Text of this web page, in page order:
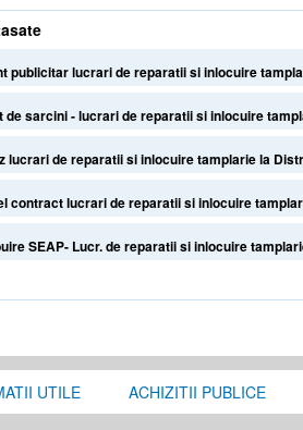
publicitar lucrari de reparatii si inlocuire
de sarcini - lucrari de reparatii si inlocuire
lucrari de reparatii si inlocuire tamplarie la
contract lucrari de reparatii si inlocuire
SEAP- Lucr. de reparatii si inlocuire
UTILE ACHIZITII PUBLICE